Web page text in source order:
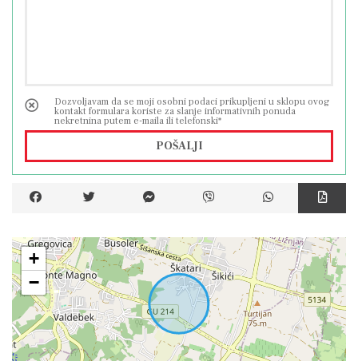
Dozvoljavam da se moji osobni podaci prikupljeni u sklopu ovog
kontakt formulara koriste za slanje informativnih ponuda
nekretnina putem e-maila ili telefonski*
POŠALJI
+
−